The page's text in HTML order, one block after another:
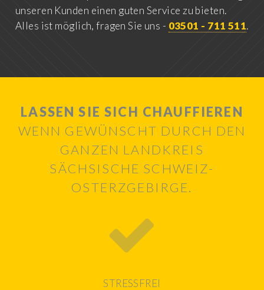
unseren Kunden einen guten Service zu bieten.
Alles ist möglich, fragen Sie uns - 03501 - 711 511.
LASSEN SIE SICH CHAUFFIEREN
WENN GEWÜNSCHT DURCH DEN
GANZEN LANDKREIS
SÄCHSISCHE SCHWEIZ-
OSTERZGEBIRGE.
STRESSFREI